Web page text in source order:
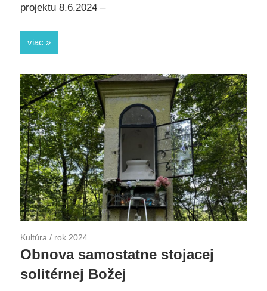
projektu 8.6.2024 –
viac
Kultúra / rok 2024
Obnova samostatne stojacej
solitérnej Božej